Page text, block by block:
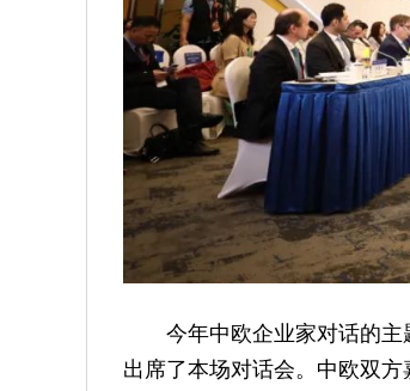
今年中欧企业家对话的
出席了本场对话会。中欧双